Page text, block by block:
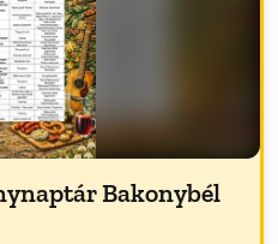
Bakonybél